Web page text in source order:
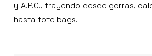
y A.P.C., trayendo desde gorras,
hasta tote bags.